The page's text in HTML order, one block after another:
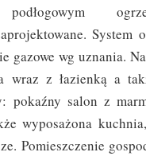
System
gazowe wg uznania.
z łazienką a
pokaźny salon z
wyposażona
Pomieszczenie